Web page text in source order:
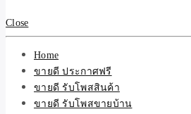
สินค้าและบริการ
Close
Home
ขายดี ประกาศฟรี
ขายดี รับโพสสินค้า
ขายดี รับโพสขายบ้าน